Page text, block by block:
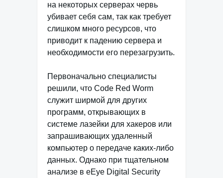
на некоторых серверах червь
убивает себя сам, так как требует
слишком много ресурсов, что
приводит к падению сервера и
необходимости его перезагрузить.
Первоначально специалисты
решили, что Code Red Worm
служит ширмой для других
программ, открывающих в
системе лазейки для хакеров или
запрашивающих удаленный
компьютер о передаче каких-либо
данных. Однако при тщательном
анализе в eEye Digital Security